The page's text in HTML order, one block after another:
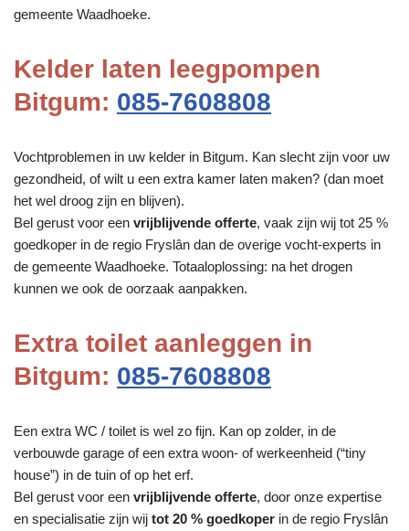
gemeente Waadhoeke.
Kelder laten leegpompen
Bitgum: 085-7608808
Vochtproblemen in uw kelder in Bitgum. Kan slecht zijn voor uw
gezondheid, of wilt u een extra kamer laten maken? (dan moet
het wel droog zijn en blijven).
Bel gerust voor een vrijblijvende offerte, vaak zijn wij tot 25 %
goedkoper in de regio Fryslân dan de overige vocht-experts in
de gemeente Waadhoeke. Totaaloplossing: na het drogen
kunnen we ook de oorzaak aanpakken.
Extra toilet aanleggen in
Bitgum: 085-7608808
Een extra WC / toilet is wel zo fijn. Kan op zolder, in de
verbouwde garage of een extra woon- of werkeenheid (“tiny
house”) in de tuin of op het erf.
Bel gerust voor een vrijblijvende offerte, door onze expertise
en specialisatie zijn wij tot 20 % goedkoper in de regio Fryslân